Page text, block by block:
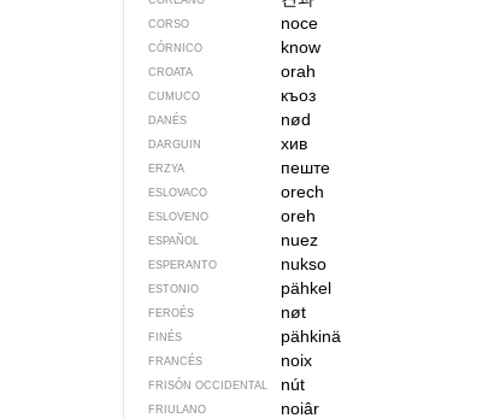
CORSO noce
CÓRNICO know
CROATA orah
CUMUCO къоз
DANÉS nød
DARGUIN хив
ERZYA пеште
ESLOVACO orech
ESLOVENO oreh
ESPAÑOL nuez
ESPERANTO nukso
ESTONIO pähkel
FEROÉS nøt
FINÉS pähkinä
FRANCÉS noix
FRISÓN OCCIDENTAL nút
FRIULANO noiâr